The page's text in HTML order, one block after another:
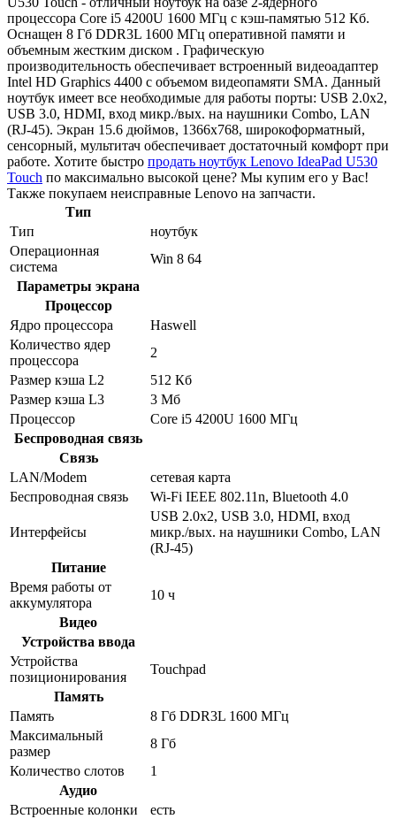
процессора Core i5 4200U 1600 МГц с кэш-памятью 512 Кб.
Оснащен 8 Гб DDR3L 1600 МГц оперативной памяти и
объемным жестким диском . Графическую
производительность обеспечивает встроенный видеоадаптер
Intel HD Graphics 4400 с объемом видеопамяти SMA. Данный
ноутбук имеет все необходимые для работы порты: USB 2.0x2,
USB 3.0, HDMI, вход микр./вых. на наушники Combo, LAN
(RJ-45). Экран 15.6 дюймов, 1366x768, широкоформатный,
сенсорный, мультитач обеспечивает достаточный комфорт при
работе. Хотите быстро продать ноутбук Lenovo IdeaPad U530
Touch по максимально высокой цене? Мы купим его у Вас!
Также покупаем неисправные Lenovo на запчасти.
Тип
Тип
ноутбук
Операционная
система
Win 8 64
Параметры экрана
Процессор
Ядро процессора
Haswell
Количество ядер
процессора
2
Размер кэша L2
512 Кб
Размер кэша L3
3 Мб
Процессор
Core i5 4200U 1600 МГц
Беспроводная связь
Связь
LAN/Modem
сетевая карта
Беспроводная связь
Wi-Fi IEEE 802.11n, Bluetooth 4.0
Интерфейсы
USB 2.0x2, USB 3.0, HDMI, вход
микр./вых. на наушники Combo, LAN
(RJ-45)
Питание
Время работы от
аккумулятора
10 ч
Видео
Устройства ввода
Устройства
позиционирования
Touchpad
Память
Память
8 Гб DDR3L 1600 МГц
Максимальный
размер
8 Гб
Количество слотов
1
Аудио
Встроенные колонки
есть